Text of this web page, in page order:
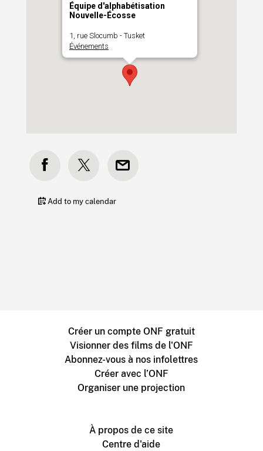
Équipe d'alphabétisation
Nouvelle-Écosse
1, rue Slocumb - Tusket
Événements
Add to my calendar
Créer un compte ONF gratuit
Visionner des films de l'ONF
Abonnez-vous à nos infolettres
Créer avec l’ONF
Organiser une projection
À propos de ce site
Centre d'aide